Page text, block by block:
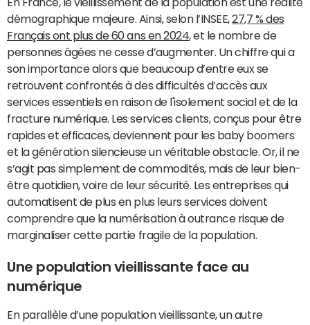
démographique majeure. Ainsi, selon l’INSEE,27,7 % des
Français ont plus de 60 ans en 2024, et le nombre de
personnes âgées ne cesse d’augmenter. Un chiffre qui a
son importance alors que beaucoup d’entre eux se
retrouvent confrontés à des difficultés d’accès aux
services essentiels en raison de l'isolement social et de la
fracture numérique. Les services clients, conçus pour être
rapides et efficaces, deviennent pour les baby boomers
et la génération silencieuse un véritable obstacle. Or, il ne
s’agit pas simplement de commodités, mais de leur bien-
être quotidien, voire de leur sécurité. Les entreprises qui
automatisent de plus en plus leurs services doivent
comprendre que la numérisation à outrance risque de
marginaliser cette partie fragile de la population.
Une population vieillissante face au
numérique
En parallèle d’une population vieillissante, un autre